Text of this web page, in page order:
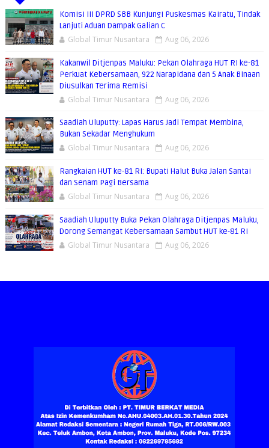
Komisi III DPRD SBB Kunjungi Puskesmas Kairatu, Tindak
Lanjuti Aduan Dampak Galian C
Global Timur Nusantara Aug 06, 2026
Kakanwil Ditjenpas Maluku: Pekan Olahraga HUT RI ke-81
Perkuat Kebersamaan, 922 Narapidana dan 5 Anak Binaan
Diusulkan Terima Remisi
Global Timur Nusantara Aug 06, 2026
Saadiah Uluputty: Lapas Harus Jadi Tempat Membina,
Bukan Sekadar Menghukum
Global Timur Nusantara Aug 06, 2026
Rangkaian HUT ke-81 RI: Bupati Halut Buka Jalan Santai
dan Senam Pagi Bersama
Global Timur Nusantara Aug 06, 2026
Saadiah Uluputty Buka Pekan Olahraga Ditjenpas Maluku,
Dorong Semangat Kebersamaan Sambut HUT ke-81 RI
Global Timur Nusantara Aug 06, 2026